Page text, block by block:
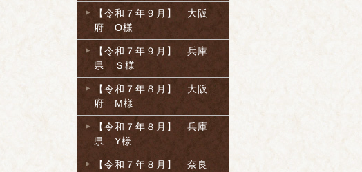
【令和７年９月】 大阪
府 O様
【令和７年９月】 兵庫
県 Ｓ様
【令和７年８月】 大阪
府 M様
【令和７年８月】 兵庫
県 Y様
【令和７年８月】 奈良